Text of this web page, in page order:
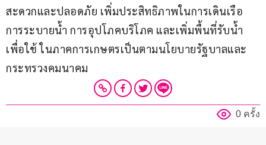
สะดวกและปลอดภัย เพิ่มประสิทธิภาพในการเดินเรือ
การระบายน้ำ การอุปโภคบริโภค และเพิ่มพื้นที่รับน้ำ
เพื่อใช้ ในภาคการเกษตรเป็นตามนโยบายรัฐบาลและ
กระทรวงคมนาคม
0 ครั้ง